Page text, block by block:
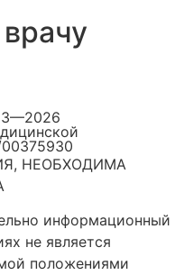
НЕОБХОДИМА
информационный
не является
положениями